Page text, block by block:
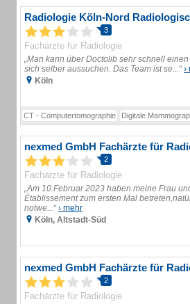
3
Fachärzte für Radiologie
„Man kann über Doctolib sehr schnell
sich selber aussuchen. Das Team ist se...“›
Köln
CT - Computertomographie Digitale
nexmed GmbH Fachärzte für
2
Fachärzte für Radiologie
„Am 10.Februar 2023 haben meine Frau
Établissement zum ersten Mal
notwe...“› mehr
Köln, Altstadt-Süd
nexmed GmbH Fachärzte für
2
Fachärzte für Radiologie